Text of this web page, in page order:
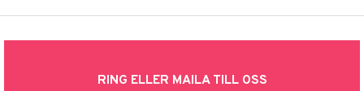
RING ELLER MAILA TILL OSS